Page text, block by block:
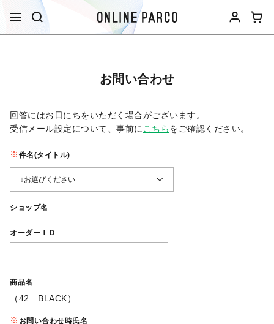
お問い合わせ
回答にはお日にちをいただく場合がございます。
受信メール設定について、事前に こちらをご確認ください。​
件名(タイトル)
ショップ名
オーダーＩＤ
商品名
（42 BLACK）
お問い合わせ時氏名